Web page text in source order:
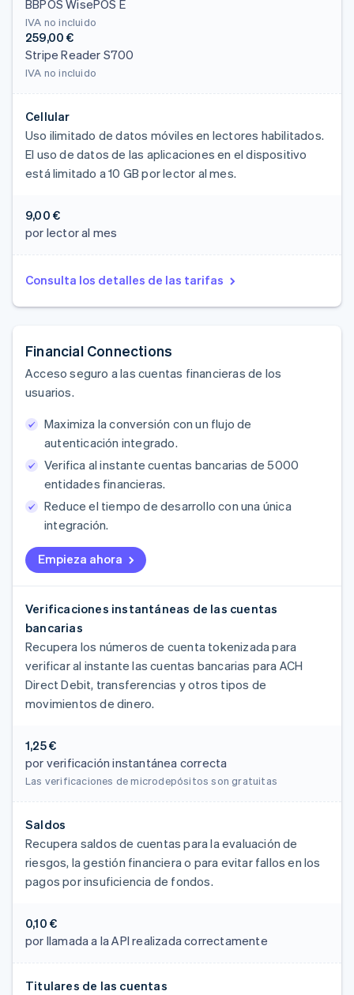
BBPOS WisePOS E
IVA no incluido
259,00 €
Stripe Reader S700
IVA no incluido
Cellular
Uso ilimitado de datos móviles en lectores habilitados.
El uso de datos de las aplicaciones en el dispositivo
está limitado a 10 GB por lector al mes.
9,00 €
por lector al mes
Consulta los detalles de las tarifas
Financial Connections
Acceso seguro a las cuentas financieras de los
usuarios.
Empieza ahora
Maximiza la conversión con un flujo de
autenticación integrado.
Verifica al instante cuentas bancarias de 5000
entidades financieras.
Reduce el tiempo de desarrollo con una única
integración.
Verificaciones instantáneas de las cuentas
bancarias
Recupera los números de cuenta tokenizada para
verificar al instante las cuentas bancarias para ACH
Direct Debit, transferencias y otros tipos de
movimientos de dinero.
1,25 €
por verificación instantánea correcta
Las verificaciones de microdepósitos son gratuitas
Saldos
Recupera saldos de cuentas para la evaluación de
riesgos, la gestión financiera o para evitar fallos en los
pagos por insuficiencia de fondos.
0,10 €
por llamada a la API realizada correctamente
Titulares de las cuentas